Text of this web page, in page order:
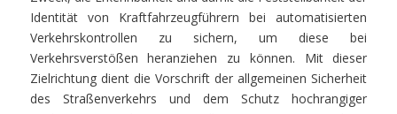
Identität von Kraftfahrzeugführern bei automatisierten
Verkehrskontrollen zu sichern, um diese bei
Verkehrsverstößen heranziehen zu können. Mit dieser
Zielrichtung dient die Vorschrift der allgemeinen Sicherheit
des Straßenverkehrs und dem Schutz hochrangiger